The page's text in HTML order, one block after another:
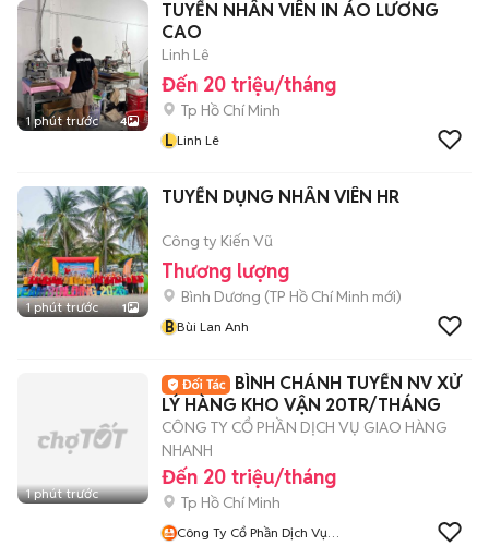
1 phút trước 4
TUYỂN NHÂN VIÊN IN ÁO LƯƠNG
CAO
Linh Lê
Đến 20 triệu/tháng
Tp Hồ Chí Minh
L Linh Lê
1 phút trước 1
TUYỂN DỤNG NHÂN VIÊN HR
Công ty Kiến Vũ
Thương lượng
Bình Dương (TP Hồ Chí Minh mới)
BBùi Lan Anh
1 phút trước
BÌNH CHÁNH TUYỂN NV XỬ
LÝ HÀNG KHO VẬN 20TR/THÁNG
CÔNG TY CỔ PHẦN DỊCH VỤ GIAO HÀNG
NHANH
Đến 20 triệu/tháng
Tp Hồ Chí Minh
Công Ty Cổ Phần Dịch Vụ